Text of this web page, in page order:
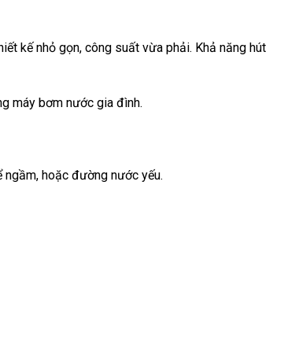
kế nhỏ gọn, công suất vừa phải. Khả năng hút
máy bơm nước gia đình.
hoặc đường nước yếu.